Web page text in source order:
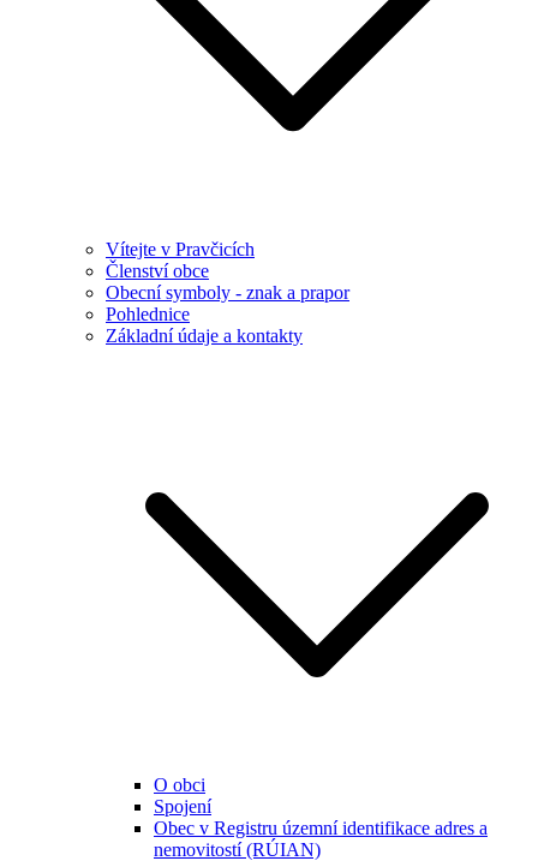
Vítejte v Pravčicích
Členství obce
Obecní symboly - znak a prapor
Pohlednice
Základní údaje a kontakty
O obci
Spojení
Obec v Registru územní identifikace adres a
nemovitostí (RÚIAN)